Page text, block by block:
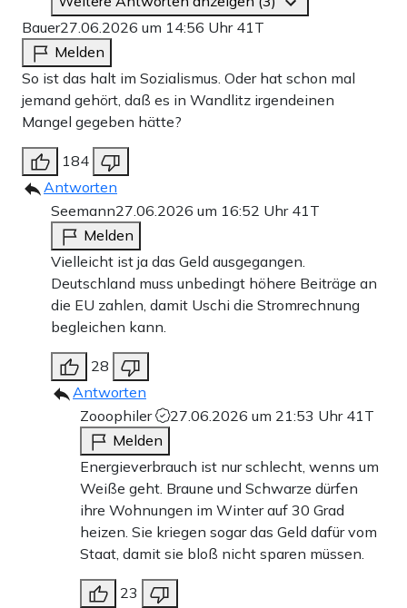
Bauer27.06.2026 um 14:56 Uhr 41T
Melden
So ist das halt im Sozialismus. Oder hat schon mal
jemand gehört, daß es in Wandlitz irgendeinen
Mangel gegeben hätte?
184
Antworten
Seemann27.06.2026 um 16:52 Uhr 41T
Melden
Vielleicht ist ja das Geld ausgegangen.
Deutschland muss unbedingt höhere Beiträge an
die EU zahlen, damit Uschi die Stromrechnung
begleichen kann.
28
Antworten
Zooophiler
27.06.2026 um 21:53 Uhr 41T
Melden
Energieverbrauch ist nur schlecht, wenns um
Weiße geht. Braune und Schwarze dürfen
ihre Wohnungen im Winter auf 30 Grad
heizen. Sie kriegen sogar das Geld dafür vom
Staat, damit sie bloß nicht sparen müssen.
23